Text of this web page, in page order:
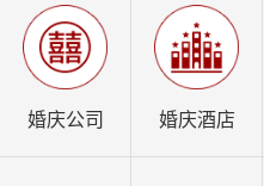
婚庆公司 婚庆酒店